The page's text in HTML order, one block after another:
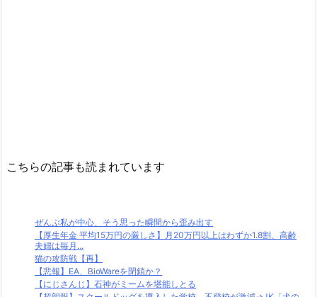
こちらの記事も読まれています
ぜんぶ私が中心、そう思った瞬間から歪み出す
【厚生年金 平均15万円の厳しさ】月20万円以上はわずか1.8割、高齢
夫婦は毎月...
猫の攻防戦【再】
【悲報】EA、BioWareを閉鎖か？
【にじさんじ】石神がミームを堪能しとる